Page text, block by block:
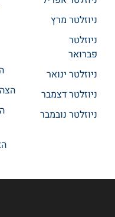
ניוזלטר מרץ
ניוזלטר
פברואר
ניוזלטר ינואר
ניוזלטר דצמבר
ניוזלטר נובמבר